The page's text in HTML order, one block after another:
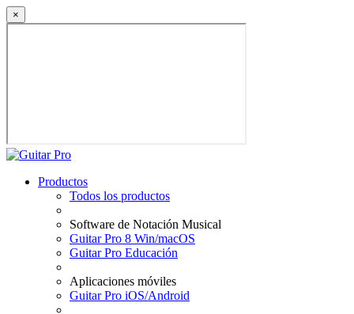
×
Productos
Todos los productos
Software de Notación Musical
Guitar Pro 8 Win/macOS
Guitar Pro Educación
Aplicaciones móviles
Guitar Pro iOS/Android